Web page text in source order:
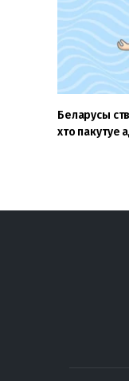
Беларусы
хто пакутуе